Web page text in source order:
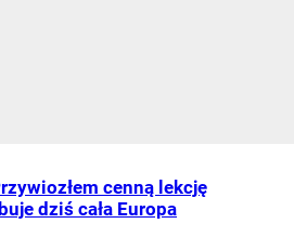
cenną lekcję
dziś cała Europa